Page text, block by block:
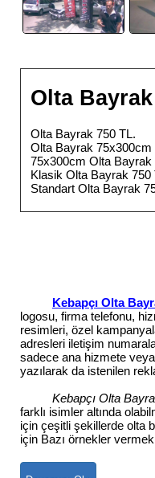
Olta Bayrak
Olta Bayrak 750 TL.
Olta Bayrak 75x300cm
75x300cm Olta Bayrak
Klasik Olta Bayrak 750
Standart Olta Bayrak
Kebapçı Olta
logosu, firma telefonu,
resimleri, özel
adresleri iletişim
sadece ana hizmete
yazılarak da istenilen
Kebapçı Olta
farklı isimler altında
için çeşitli şekillerde olta
için Bazı örnekler